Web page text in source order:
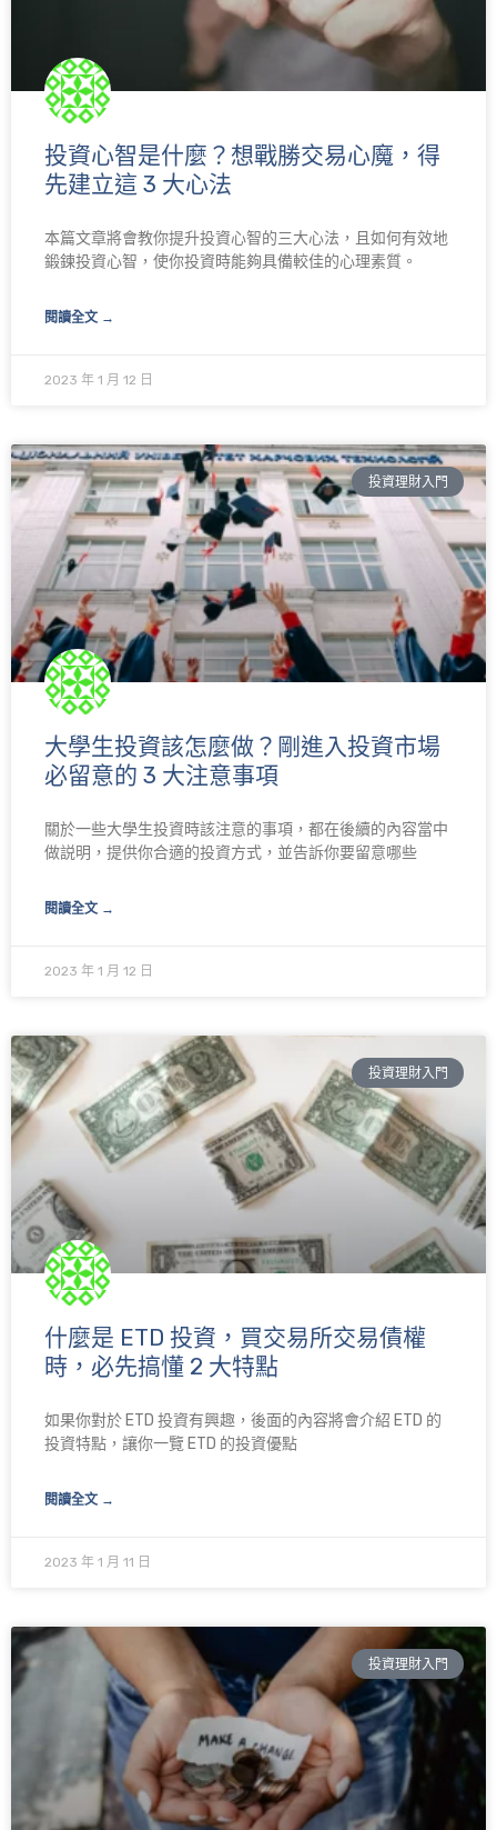
投資心智是什麼？想戰勝交易心魔，得
先建立這 3 大心法
本篇文章將會教你提升投資心智的三大心法，且如何有效地
鍛鍊投資心智，使你投資時能夠具備較佳的心理素質。
閱讀全文 →
2023 年 1 月 12 日
投資理財入門
大學生投資該怎麼做？剛進入投資市場
必留意的 3 大注意事項
關於一些大學生投資時該注意的事項，都在後續的內容當中
做説明，提供你合適的投資方式，並告訴你要留意哪些
閱讀全文 →
2023 年 1 月 12 日
投資理財入門
什麼是 ETD 投資，買交易所交易債權
時，必先搞懂 2 大特點
如果你對於 ETD 投資有興趣，後面的內容將會介紹 ETD 的
投資特點，讓你一覽 ETD 的投資優點
閱讀全文 →
2023 年 1 月 11 日
投資理財入門